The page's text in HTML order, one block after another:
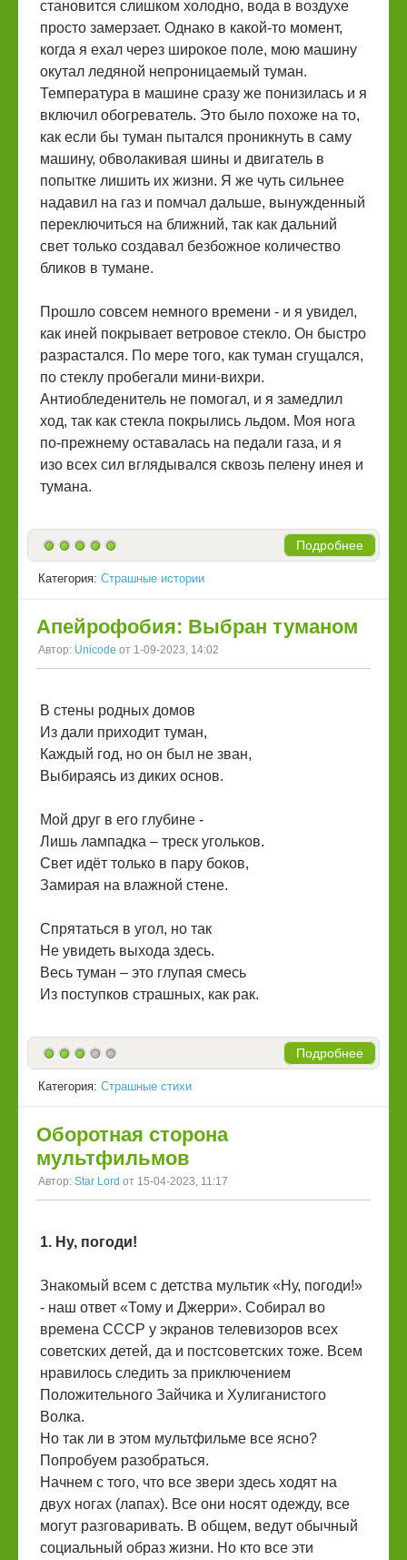
становится слишком холодно, вода в воздухе
просто замерзает. Однако в какой-то момент,
когда я ехал через широкое поле, мою машину
окутал ледяной непроницаемый туман.
Температура в машине сразу же понизилась и я
включил обогреватель. Это было похоже на то,
как если бы туман пытался проникнуть в саму
машину, обволакивая шины и двигатель в
попытке лишить их жизни. Я же чуть сильнее
надавил на газ и помчал дальше, вынужденный
переключиться на ближний, так как дальний
свет только создавал безбожное количество
бликов в тумане.
Прошло совсем немного времени - и я увидел,
как иней покрывает ветровое стекло. Он быстро
разрастался. По мере того, как туман сгущался,
по стеклу пробегали мини-вихри.
Антиобледенитель не помогал, и я замедлил
ход, так как стекла покрылись льдом. Моя нога
по-прежнему оставалась на педали газа, и я
изо всех сил вглядывался сквозь пелену инея и
тумана.
Подробнее
Категория: Страшные истории
Апейрофобия: Выбран туманом
Автор: Unicode от 1-09-2023, 14:02
В стены родных домов
Из дали приходит туман,
Каждый год, но он был не зван,
Выбираясь из диких основ.
Мой друг в его глубине -
Лишь лампадка – треск угольков.
Свет идёт только в пару боков,
Замирая на влажной стене.
Спрятаться в угол, но так
Не увидеть выхода здесь.
Весь туман – это глупая смесь
Из поступков страшных, как рак.
Подробнее
Категория: Страшные стихи
Оборотная сторона
мультфильмов
Автор: Star Lord от 15-04-2023, 11:17
1. Ну, погоди!
Знакомый всем с детства мультик «Ну, погоди!»
- наш ответ «Тому и Джерри». Собирал во
времена СССР у экранов телевизоров всех
советских детей, да и постсоветских тоже. Всем
нравилось следить за приключением
Положительного Зайчика и Хулиганистого
Волка.
Но так ли в этом мультфильме все ясно?
Попробуем разобраться.
Начнем с того, что все звери здесь ходят на
двух ногах (лапах). Все они носят одежду, все
могут разговаривать. В общем, ведут обычный
социальный образ жизни. Но кто все эти